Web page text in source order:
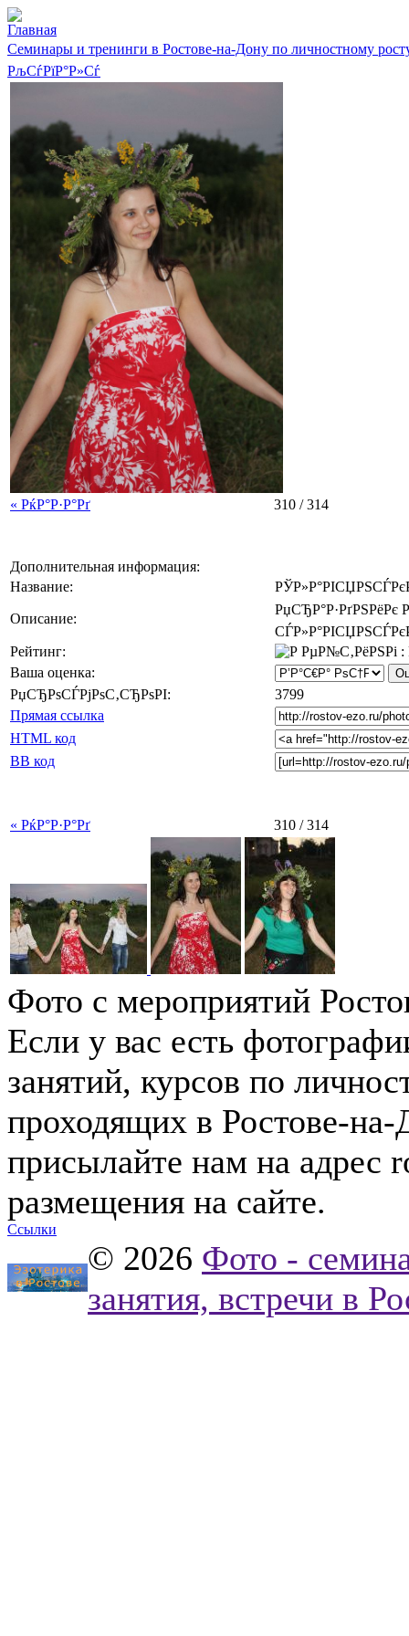
Главная
Семинары и тренинги в Ростове-на-Дону по личностному
РљСѓРїР°Р»Сѓ
« РќР°Р·Р°Рґ 310 / 314
Дополнительная информация:
Название:
Описание:
РџСЂР°Р·РґРЅРёРє
Рейтинг:
Ваша оценка:
РџСЂРѕСЃРјРѕС‚СЂРѕРІ:
3799
Прямая ссылка
HTML код
BB код
« РќР°Р·Р°Рґ 310 / 314
Фото с мероприятий
Если у вас есть
занятий, курсов по
проходящих в Ростове-на-
присылайте нам на адрес
размещения на сайте.
Ссылки
© 2026 Фото -
занятия, встречи в